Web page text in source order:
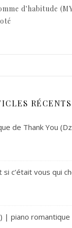
d'habitude (MY
RÉCENTS
de Thank You
c’était vous qui
| piano